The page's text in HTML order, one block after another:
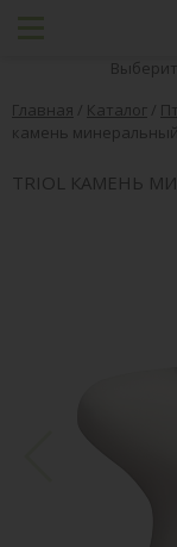
Главная / Каталог /
камень
TRIOL КАМЕНЬ